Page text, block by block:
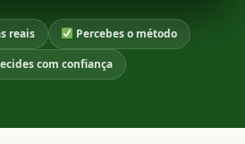
reais
Percebes o método
com confiança